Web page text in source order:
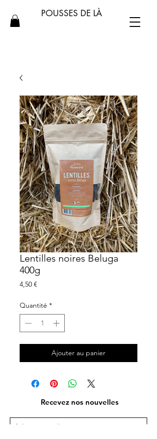
POUSSES DE LÀ
Lentilles noires Beluga
400g
4,50 €
Quantité *
Ajouter au panier
Recevez nos nouvelles